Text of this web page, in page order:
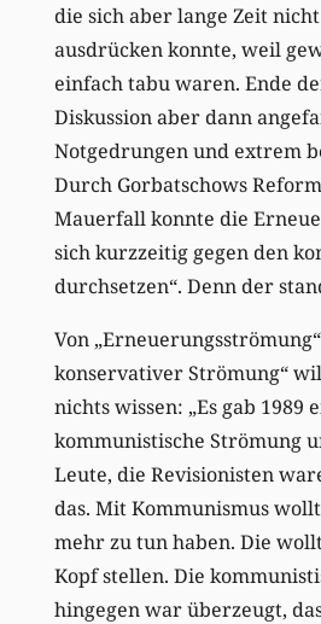
die sich aber lange Zeit
ausdrücken konnte, weil
einfach tabu waren. Ende
Diskussion aber dann
Notgedrungen und extrem
Durch Gorbatschows
Mauerfall konnte die
sich kurzzeitig gegen den
durchsetzen“. Denn der
Von
konservativer Strömung“
nichts wissen: „Es gab 1989
kommunistische Strömung
Leute, die Revisionisten
das. Mit Kommunismus
mehr zu tun haben. Die
Kopf stellen. Die
hingegen war überzeugt,